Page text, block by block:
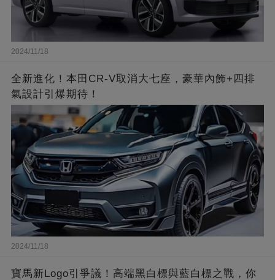
2024/11/18
全新進化！本田CR-V取消大七座，豪華內飾+四排
氣設計引爆期待！
2024/11/18
寶馬新Logo引爭議！高端黑白標與藍白標之戰，你